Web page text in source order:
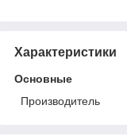
Характеристики
Основные
Производитель